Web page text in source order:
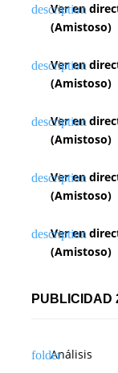
Ver en
(Amistoso)
Ver en
(Amistoso)
Ver en
(Amistoso)
Ver en
(Amistoso)
Ver en
(Amistoso)
PUBLICIDAD
Análisis